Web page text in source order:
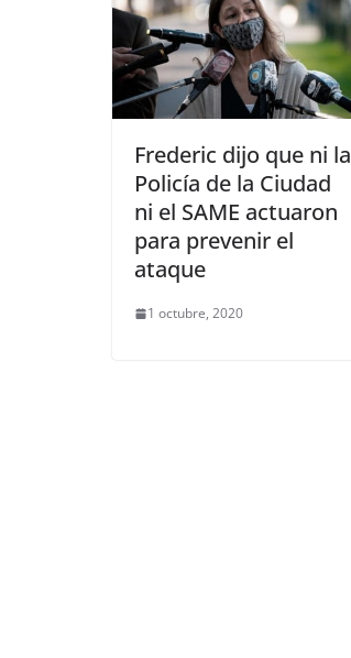
Frederic dijo que ni la
Policía de la Ciudad
ni el SAME actuaron
para prevenir el
ataque
1 octubre, 2020